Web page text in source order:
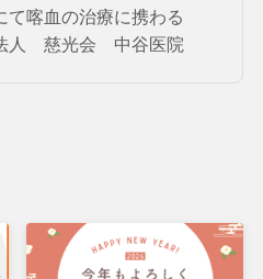
て喀血の治療に携わる
人 慈光会 中谷医院